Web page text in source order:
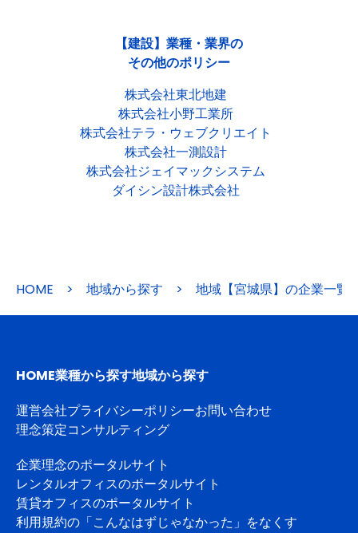
【建設】業種・業界の
その他のポリシー
株式会社東北地建
株式会社小野工業所
株式会社テラ・ウェブクリエイト
株式会社一測設計
株式会社ジェイマックシステム
ダイシン設計株式会社
HOME > 地域から探す > 地域【宮城県】の企業一覧
HOME業種から探す地域から探す
運営会社プライバシーポリシーお問い合わせ
理念策定コンサルティング
企業理念のポータルサイト
レンタルオフィスのポータルサイト
賃貸オフィスのポータルサイト
利用規約の「こんなはずじゃなかった」をなくす